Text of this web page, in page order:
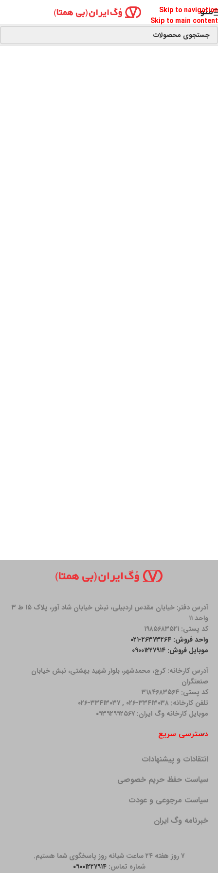
Skip to navigation
Skip to main content
منو
آدرس دفتر: خیابان مقدس اردبیلی، نبش خیابان شاد آور، پلاک ۱۵ ط ۳
واحد ۱۱
کد پستی: ۱۹۸۵۶۸۳۵۲۱
واحد فروش: ۲۶۳۷۳۲۶۴-۰۲۱
موبایل فروش: ۰۹۰۰۱۲۲۷۹۱۴
آدرس کارخانه: كرج، محمدشهر، بلوار شهید بهشتی، نبش خیابان
صنعتگران
کد پستی: ۳۱۸۴۶۸۳۵۶۴
تلفن کارخانه: ۳۳۴۱۳۰۳۸-۰۲۶ , ۳۳۴۱۳۰۳۷-۰۲۶
موبایل کارخانه وگ ایران: ۰۹۳۹۲۹۹۲۵۶۷
دسترسی سریع
انتقادات و پیشنهادات
سیاست حفظ حریم خصوصی
سیاست مرجوعی و عودت
خبرنامه وگ ایران
۷ روز هفته ۲۴ ساعت شبانه روز پاسخگوی شما هستیم.
شماره تماس:۰۹۰۰۱۲۲۷۹۱۴